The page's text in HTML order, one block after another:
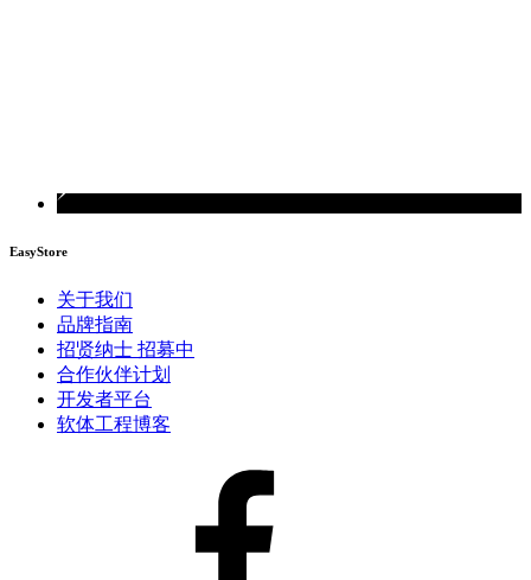
EasyStore
关于我们
品牌指南
招贤纳士 招募中
合作伙伴计划
开发者平台
软体工程博客